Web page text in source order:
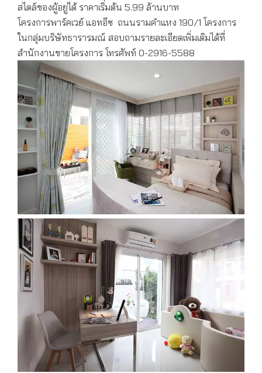
สไตล์ของผู้อยู่ได้ ราคาเริ่มต้น 5.99 ล้านบาท
โครงการพาร์คเวย์ แอทอีซ ถนนรามคำแหง 190/1 โครงการ
ในกลุ่มบริษัทธารารมณ์ สอบถามรายละเอียดเพิ่มเติมได้ที่
สำนักงานขายโครงการ โทรศัพท์ 0-2916-5588